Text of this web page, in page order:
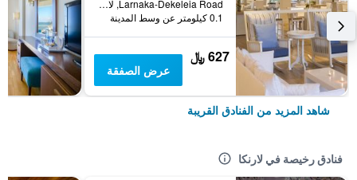
Larnaka-Dekeleia Road, لارنكا, قبرص
0.1 كيلومتر عن وسط المدينة
627 ﷼
عرض الصفقة
شاهد المزيد من الفنادق القريبة
فنادق رخيصة في لارنكا